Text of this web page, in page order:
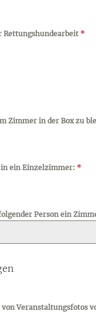
Rettungshundearbeit *
Zimmer in der Box zu
ein Einzelzimmer: *
Person ein
Veranstaltungsfotos